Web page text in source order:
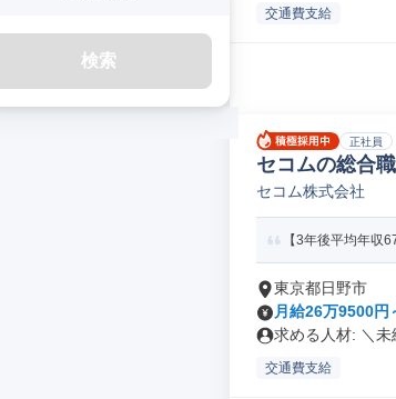
検索
交通費支給
正社員
セコムの総合
セコム株式会社
【3年後平均年収
東京都日野市
月給26万9500円
求める人材: ＼未
交通費支給